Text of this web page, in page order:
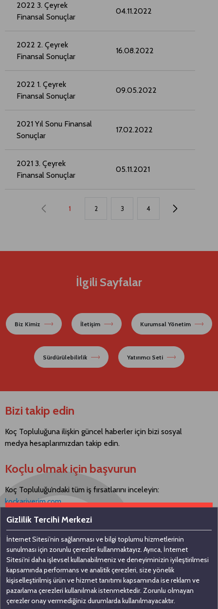
2022 3. Çeyrek
Finansal Sonuçlar
2022 2. Çeyrek
Finansal Sonuçlar
2022 1. Çeyrek
Finansal Sonuçlar
2021 Yıl Sonu Finansal
Sonuçlar
2021 3. Çeyrek
Finansal Sonuçlar
04.11.2022
16.08.2022
09.05.2022
17.02.2022
05.11.2021
1 2 3 4
İlgili Sayfalar
Biz Kimiz İletişim Kurumsal Yönetim
Sürdürülebilirlik Yatırımcı Seti
Bizi takip edin
Koç Topluluğuna ilişkin güncel haberler için bizi sosyal
medya hesaplarımızdan takip edin.
Koçlu olmak için başvurun
Koç Topluluğu’ndaki tüm iş fırsatlarını inceleyin:
kockariyerim.com
Bizimle iletişime geçin
Koç Holding A.Ş
Nakkaştepe, Azizbey Sokak, No: 1,
Kuzguncuk 34674, İstanbul
Gizlilik Tercihi Merkezi
İnternet Sitesi’nin sağlanması ve bilgi toplumu hizmetlerinin
sunulması için zorunlu çerezler kullanmaktayız. Ayrıca, İnternet
Sitesi’ni daha işlevsel kullanabilmeniz ve deneyiminizin iyileştirilmesi
kapsamında performans ve analitik çerezleri, size yönelik
kişiselleştirilmiş ürün ve hizmet tanıtımı kapsamında ise reklam ve
pazarlama çerezleri kullanılmak istenmektedir. Zorunlu olmayan
çerezler onay vermediğiniz durumlarda kullanılmayacaktır.